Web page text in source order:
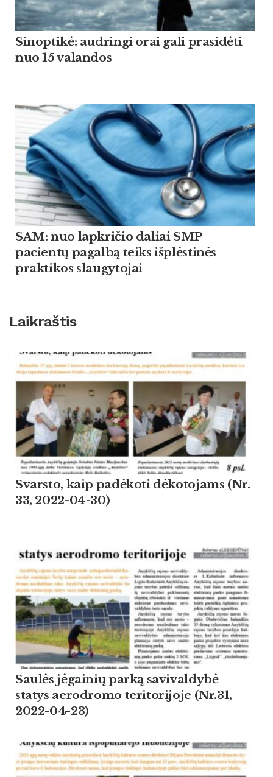
Sinoptikė: audringi orai gali prasidėti
nuo 15 valandos
SAM: nuo lapkričio daliai SMP
pacientų pagalbą teiks išplėstinės
praktikos slaugytojai
Laikraštis
Svarsto, kaip padėkoti dėkotojams (Nr.
33, 2022-04-30)
Saulės jėgainių parką savivaldybė
statys aerodromo teritorijoje (Nr.31,
2022-04-23)